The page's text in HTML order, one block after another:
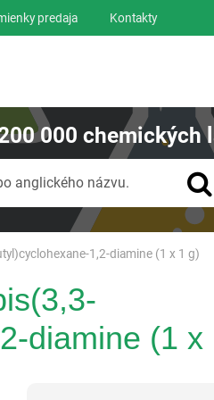
1,2-diamine (1 x 1 g)
diamine (1 x
predaja Kontakty
000 chemických
anglického názvu.